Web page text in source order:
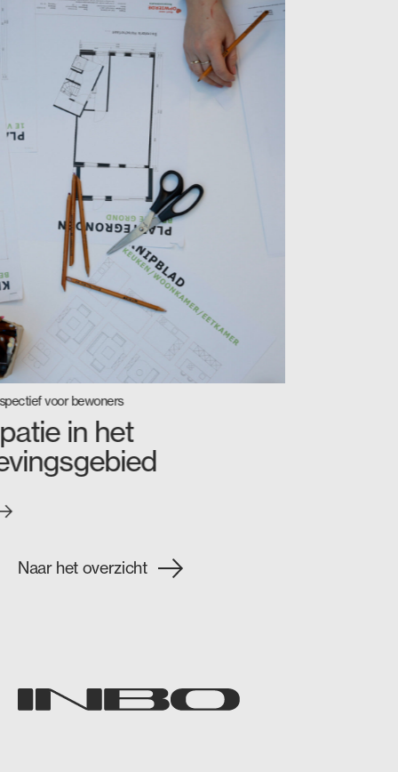
voor bewoners
in het
Naar het overzicht